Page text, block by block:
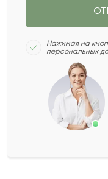
Нажимая на
персональных